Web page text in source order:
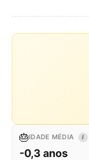
🎂IDADE MÉDIA I
-0,3 anos